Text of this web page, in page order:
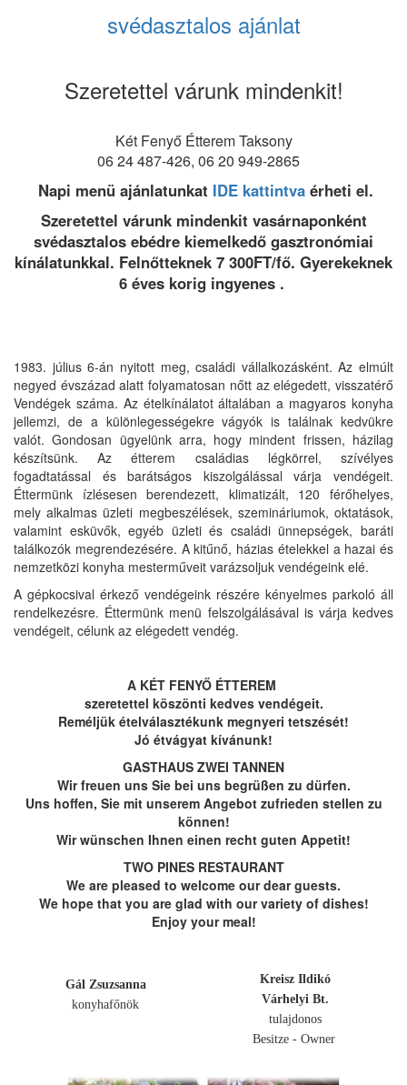
svédasztalos ajánlat
Szeretettel várunk mindenkit!
Két Fenyő Étterem Taksony
06 24 487-426, 06 20 949-2865
Napi menü ajánlatunkat IDE kattintvaérheti el.
Szeretettel várunk mindenkit vasárnaponként
svédasztalos ebédre kiemelkedő gasztronómiai
kínálatunkkal. Felnőtteknek 7 300FT/fő. Gyerekeknek
6 éves korig ingyenes .
1983. július 6-án nyitott meg, családi vállalkozásként. Az elmúlt
negyed évszázad alatt folyamatosan nőtt az elégedett, visszatérő
Vendégek száma. Az ételkínálatot általában a magyaros konyha
jellemzi, de a különlegességekre vágyók is találnak kedvükre
valót. Gondosan ügyelünk arra, hogy mindent frissen, házilag
készítsünk. Az étterem családias légkörrel, szívélyes
fogadtatással és barátságos kiszolgálással várja vendégeit.
Éttermünk ízlésesen berendezett, klimatizált, 120 férőhelyes,
mely alkalmas üzleti megbeszélések, szemináriumok, oktatások,
valamint esküvők, egyéb üzleti és családi ünnepségek, baráti
találkozók megrendezésére. A kitűnő, házias ételekkel a hazai és
nemzetközi konyha mesterműveit varázsoljuk vendégeink elé.
A gépkocsival érkező vendégeink részére kényelmes parkoló áll
rendelkezésre. Éttermünk menü felszolgálásával is várja kedves
vendégeit, célunk az elégedett vendég.
A KÉT FENYŐ ÉTTEREM
szeretettel köszönti kedves vendégeit.
Reméljük ételválasztékunk megnyeri tetszését!
Jó étvágyat kívánunk!
GASTHAUS ZWEI TANNEN
Wir freuen uns Sie bei uns begrüßen zu dürfen.
Uns hoffen, Sie mit unserem Angebot zufrieden stellen zu
können!
Wir wünschen Ihnen einen recht guten Appetit!
TWO PINES RESTAURANT
We are pleased to welcome our dear guests.
We hope that you are glad with our variety of dishes!
Enjoy your meal!
Gál Zsuzsanna
konyhafőnök
Kreisz Ildikó
Várhelyi Bt.
tulajdonos
Besitze - Owner